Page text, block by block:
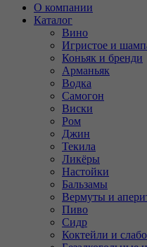
О компании
Каталог
Вино
Игристое и
Коньяк и бренди
Арманьяк
Водка
Самогон
Виски
Ром
Джин
Текила
Ликёры
Настойки
Бальзамы
Вермуты и
Пиво
Сидр
Коктейли и